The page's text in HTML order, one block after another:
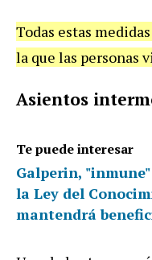
Todas estas
la que las personas
Asientos
Te puede interesar
Galperin,
la Ley del
mantendrá